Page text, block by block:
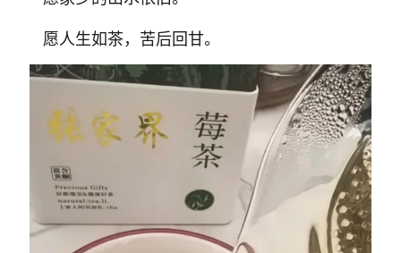
愿人生如茶，苦后回甘。